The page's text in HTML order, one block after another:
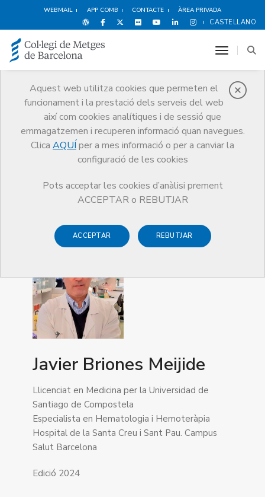
WEBMAIL APP COMB CONTACTE ÀREA PRIVADA
CASTELLANO
Aquest web utilitza cookies que permeten el
funcionament i la prestació dels serveis del web
així com cookies analítiques i de sessió que
emmagatzemen i recuperen informació quan navegues.
Clica AQUÍ per a mes informació o per a canviar la
configuració de les cookies
Pots acceptar les cookies d’anàlisi prement
ACCEPTAR o REBUTJAR
ACCEPTAR REBUTJAR
toggle
Premis
Premis Guardonat Edició 2024
Guardonat Edició 2024
Javier Briones Meijide
Llicenciat en Medicina per la Universidad de
Santiago de Compostela
Especialista en Hematologia i Hemoteràpia
Hospital de la Santa Creu i Sant Pau. Campus
Salut Barcelona
Edició 2024